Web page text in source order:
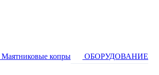
Маятниковые копры
ОБОРУДОВАНИЕ